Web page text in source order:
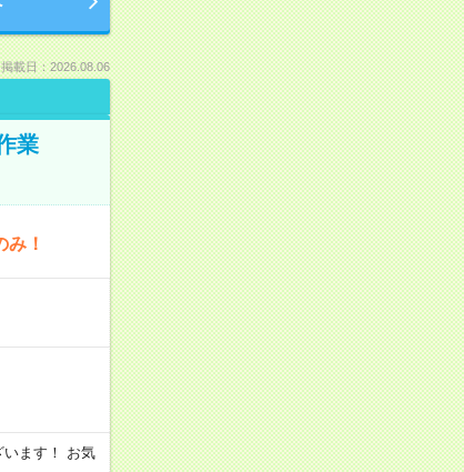
掲載日：2026.08.06
業
！
ます！ お気